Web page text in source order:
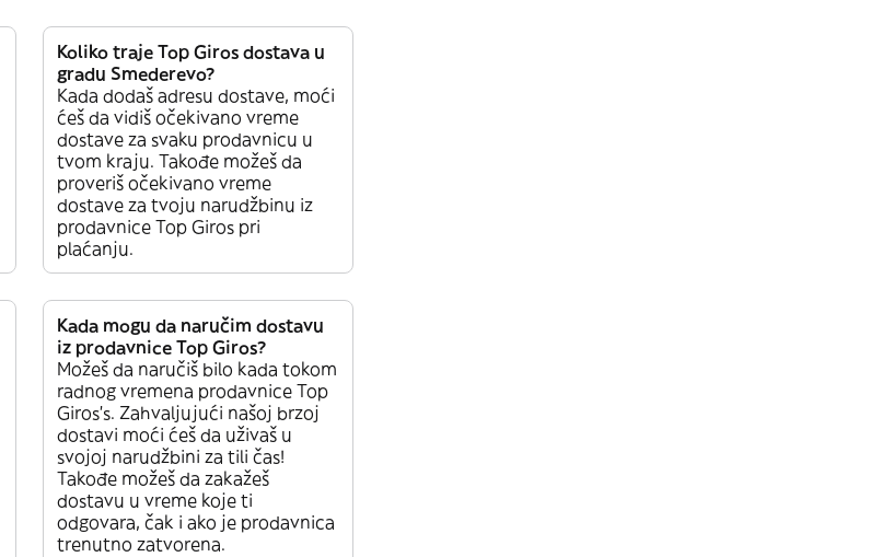
Koliko traje Top Giros dostava u
gradu Smederevo?
Kada dodaš adresu dostave, moći
ćeš da vidiš očekivano vreme
dostave za svaku prodavnicu u
tvom kraju. Takođe možeš da
proveriš očekivano vreme
dostave za tvoju narudžbinu iz
prodavnice Top Giros pri
plaćanju.
Kada mogu da naručim dostavu
iz prodavnice Top Giros?
Možeš da naručiš bilo kada tokom
radnog vremena prodavnice Top
Giros’s. Zahvaljujući našoj brzoj
dostavi moći ćeš da uživaš u
svojoj narudžbini za tili čas!
Takođe možeš da zakažeš
dostavu u vreme koje ti
odgovara, čak i ako je prodavnica
trenutno zatvorena.